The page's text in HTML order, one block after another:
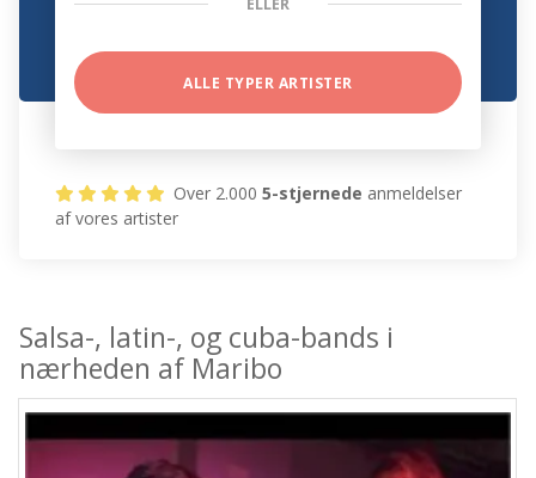
ELLER
ALLE TYPER ARTISTER
Over 2.0005-stjernede anmeldelser
af vores artister
Salsa-, latin-, og cuba-bands i
nærheden af Maribo